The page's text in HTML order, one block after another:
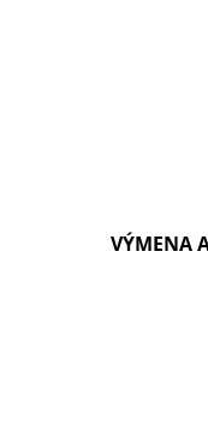
VÝMENA